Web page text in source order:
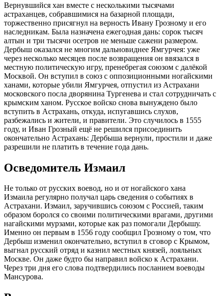
Вернувшийся хан вместе с несколькими тысячами
астраханцев, собравшимися на базарной площади,
торжественно присягнул на верность Ивану Грозному и его
наследникам. Была назначена ежегодная дань: сорок тысяч
алтын и три тысячи осетров не меньше сажени размером.
Дербыш оказался не многим дальновиднее Ямгурчея: уже
через несколько месяцев после возвращения он ввязался в
местную политическую игру, пренебрегая союзом с далёкой
Москвой. Он вступил в союз с оппозиционными ногайскими
ханами, которые убили Ямгурчея, отпустил из Астрахани
московского посла дворянина Тургенева и стал сотрудничать с
крымским ханом. Русское войско снова вынуждено было
вступить в Астрахань, откуда, испугавшись слухов,
разбежались и жители, и правители. Это случилось в 1555
году, и Иван Грозный ещё не решился присоединить
окончательно Астрахань: Дербыша вернули, простили и даже
разрешили не платить в течение года дань.
Осведомитель Измаил
Не только от русских воевод, но и от ногайского хана
Измаила регулярно получал царь сведения о событиях в
Астрахани. Измаил, заручившись союзом с Россией, таким
образом боролся со своими политическими врагами, другими
нагайскими мурзами, которые как раз помогали Дербышу.
Именно он первым в 1556 году сообщил Грозному о том, что
Дербыш изменил окончательно, вступил в сговор с Крымом,
выгнал русский отряд и казнил местных князей, лояльных
Москве. Он даже будто бы направил войско к Астрахани.
Через три дня его слова подтвердились посланием воеводы
Мансурова.